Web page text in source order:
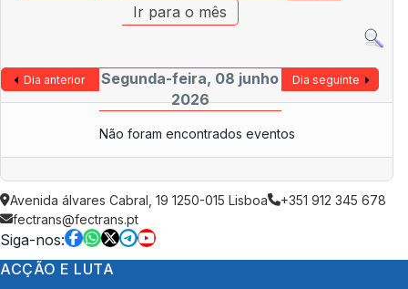
Ir para o mês
Dia anterior
Segunda-feira, 08 junho
2026
Dia seguinte
Não foram encontrados eventos
Avenida álvares Cabral, 19 1250-015 Lisboa
+351 912 345 678
fectrans@fectrans.pt
Siga-nos:
ACÇÃO E LUTA
Tribunal Administrativo aceita Providência Cautelar
do STML
Pressão sobre docentes para alteração de férias é
inaceitável e exige intervenção da IGEC
O Hospital de Seia é nosso e é público!